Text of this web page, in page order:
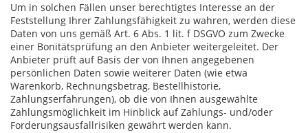
Um in solchen Fällen unser berechtigtes Interesse an der
Feststellung Ihrer Zahlungsfähigkeit zu wahren, werden diese
Daten von uns gemäß Art. 6 Abs. 1 lit. f DSGVO zum Zwecke
einer Bonitätsprüfung an den Anbieter weitergeleitet. Der
Anbieter prüft auf Basis der von Ihnen angegebenen
persönlichen Daten sowie weiterer Daten (wie etwa
Warenkorb, Rechnungsbetrag, Bestellhistorie,
Zahlungserfahrungen), ob die von Ihnen ausgewählte
Zahlungsmöglichkeit im Hinblick auf Zahlungs- und/oder
Forderungsausfallrisiken gewährt werden kann.